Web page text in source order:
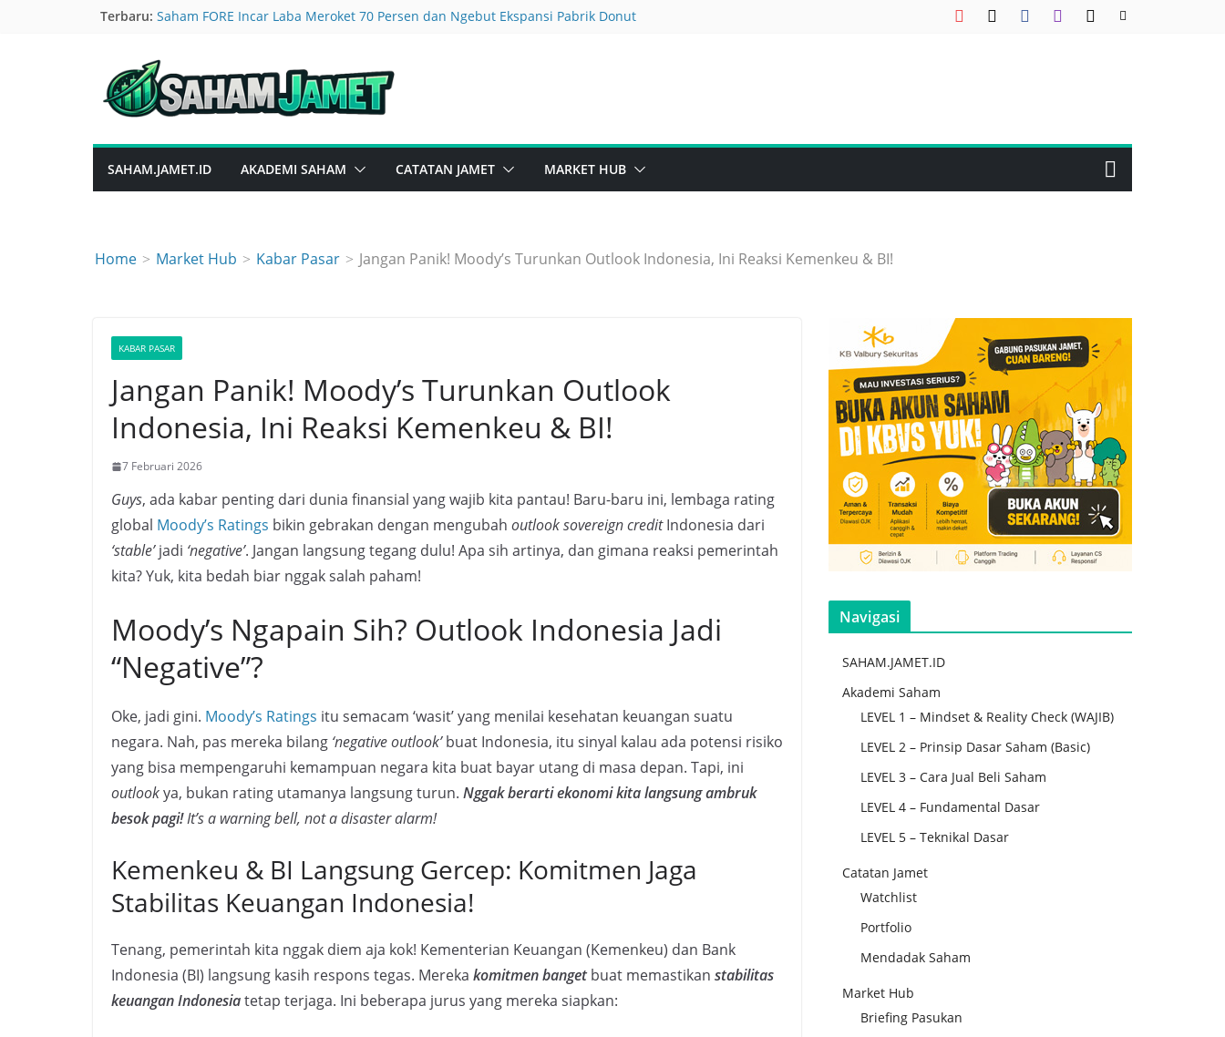
Terbaru: Saham FORE Incar Laba Meroket 70 Persen dan Ngebut Ekspansi Pabrik Donut
Nasib Rights Issue CBRE Tertahan OJK, Begini Update Barunya
Nasib Saham CMRY: Margin Tergerus tapi Ada Harapan Rebound
SAHAM.JAMET.ID AKADEMI SAHAM CATATAN JAMET MARKET HUB
Home Market Hub Kabar Pasar Jangan Panik! Moody’s Turunkan Outlook Indonesia, Ini Reaksi Kemenkeu & BI!
KABAR PASAR
Jangan Panik! Moody’s Turunkan Outlook
Indonesia, Ini Reaksi Kemenkeu & BI!
7 Februari 2026
Guys, ada kabar penting dari dunia finansial yang wajib kita pantau! Baru-baru ini, lembaga rating
global Moody’s Ratings bikin gebrakan dengan mengubah outlook sovereign creditIndonesia dari
‘stable’jadi ‘negative’. Jangan langsung tegang dulu! Apa sih artinya, dan gimana reaksi pemerintah
kita? Yuk, kita bedah biar nggak salah paham!
Moody’s Ngapain Sih? Outlook Indonesia Jadi
“Negative”?
Oke, jadi gini. Moody’s Ratings itu semacam ‘wasit’ yang menilai kesehatan keuangan suatu
negara. Nah, pas mereka bilang ‘negative outlook’buat Indonesia, itu sinyal kalau ada potensi risiko
yang bisa mempengaruhi kemampuan negara kita buat bayar utang di masa depan. Tapi, ini
outlookya, bukan rating utamanya langsung turun. Nggak berarti ekonomi kita langsung ambruk
besok pagi!It’s a warning bell, not a disaster alarm!
Kemenkeu & BI Langsung Gercep: Komitmen Jaga
Stabilitas Keuangan Indonesia!
Tenang, pemerintah kita nggak diem aja kok! Kementerian Keuangan (Kemenkeu) dan Bank
Indonesia (BI) langsung kasih respons tegas. Mereka komitmen bangetbuat memastikan stabilitas
keuangan Indonesiatetap terjaga. Ini beberapa jurus yang mereka siapkan:
Navigasi
SAHAM.JAMET.ID
Akademi Saham
LEVEL 1 – Mindset & Reality Check (WAJIB)
LEVEL 2 – Prinsip Dasar Saham (Basic)
LEVEL 3 – Cara Jual Beli Saham
LEVEL 4 – Fundamental Dasar
LEVEL 5 – Teknikal Dasar
Catatan Jamet
Watchlist
Portfolio
Mendadak Saham
Market Hub
Briefing Pasukan